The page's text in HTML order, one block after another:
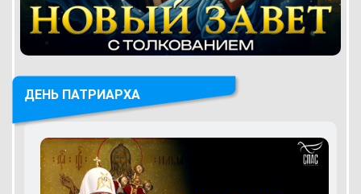
ДЕНЬ ПАТРИАРХА